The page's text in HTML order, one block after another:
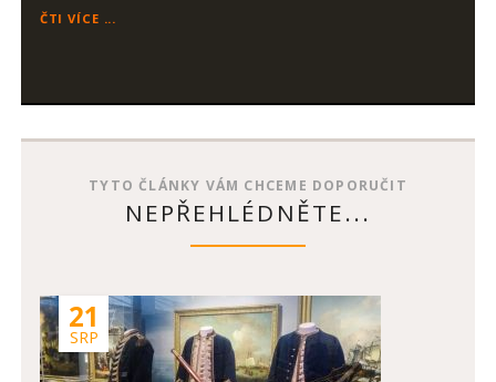
ČTI VÍCE ...
TYTO ČLÁNKY VÁM CHCEME DOPORUČIT
NEPŘEHLÉDNĚTE...
21
SRP